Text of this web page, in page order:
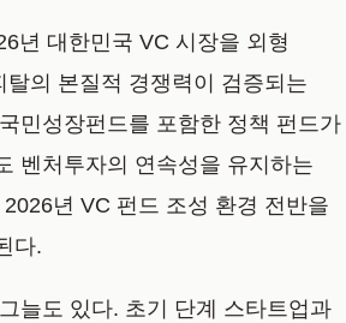
년 대한민국 VC 시장을 외형
탈의 본질적 경쟁력이 검증되는
민성장펀드를 포함한 정책 펀드가
벤처투자의 연속성을 유지하는
년 VC 펀드 조성 환경 전반을
다.
늘도 있다. 초기 단계 스타트업과